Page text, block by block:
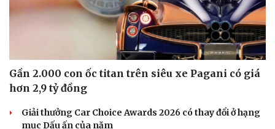
Du lịch
Tư vấn
Săn Tour
Câu chuyện thời sự
Gần 2.000 con ốc titan trên siêu xe Pagani có giá
hơn 2,9 tỷ đồng
Giải thưởng Car Choice Awards 2026 có thay đổi ở hạng
mục Dấu ấn của năm